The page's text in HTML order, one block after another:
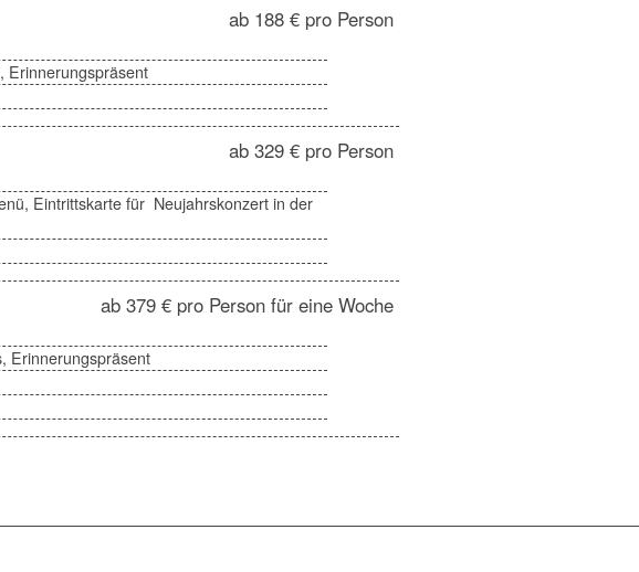
ab 188 € pro Person
Erinnerungspräsent
ab 329 € pro Person
Eintrittskarte für Neujahrskonzert in der
ab 379 € pro Person für eine Woche
Erinnerungspräsent